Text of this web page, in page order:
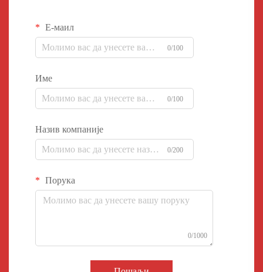
Е-маил
0/100
Име
0/100
Назив компаније
0/200
Порука
0/1000